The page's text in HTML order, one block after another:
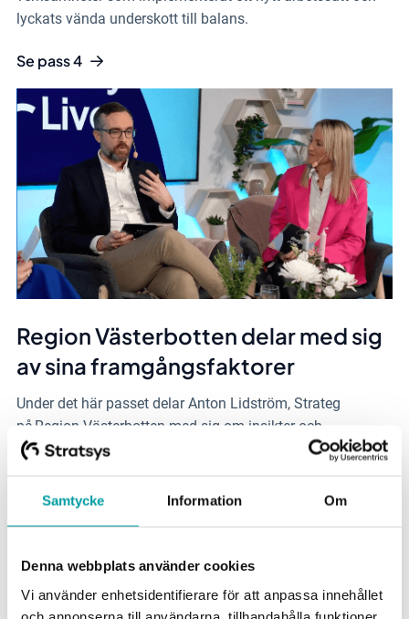
Samtycke Information Om
Denna webbplats använder cookies
Vi använder enhetsidentifierare för att anpassa innehållet
och annonserna till användarna, tillhandahålla funktioner
lyckats vända underskott till balans.
Se pass 4
Region Västerbotten delar med sig
av sina framgångsfaktorer
Under det här passet delar Anton Lidström, Strateg
på Region Västerbotten med sig om insikter och
framgångsfaktorer.
Se pass 5